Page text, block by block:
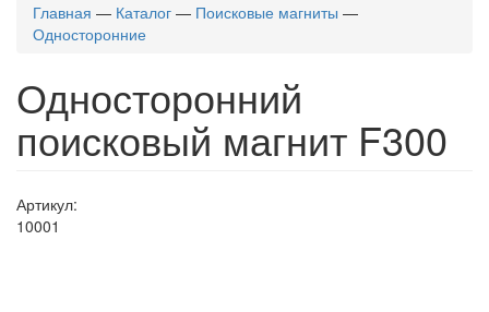
Главная — Каталог — Поисковые магниты —
Односторонние
Односторонний
поисковый магнит F300
Артикул:
10001